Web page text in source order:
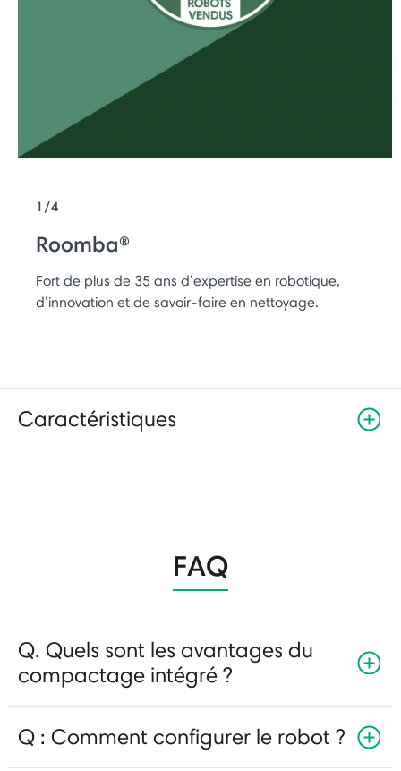
1/4
Roomba®
Fort de plus de 35 ans d’expertise en robotique,
d’innovation et de savoir-faire en nettoyage.
Caractéristiques
FAQ
Q. Quels sont les avantages du
compactage intégré ?
Q : Comment configurer le robot ?